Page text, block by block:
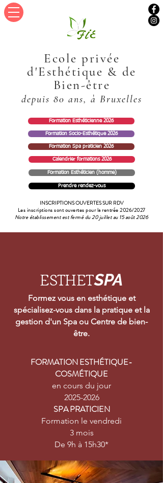
Ecole privée
d'Esthétique & de
Bien-être
depuis 80 ans, à Bruxelles
Formation Spa praticien 2026
Formation Esthéticienne 2026
Calendrier formations 2026
INSCRIPTIONS OUVERTES SUR RDV
Les inscriptions sont ouvertes pour la rentrée 2026/2027
Notre établissement est fermé du 20 juillet au 15 août 2026
Formation Esthéticien (homme)
Prendre rendez-vous
Formation Socio-Esthétique 2026
ESTHETSPA
Formez vous en esthétique et
spécialisez-vous dans la pratique et la
gestion d'un Spa ou Centre de bien-
être.
FORMATION ESTHÉTIQUE-
COSMÉTIQUE
en cours du jour
2025-2026
SPA PRATICIEN
Formation le vendredi
3 mois
De 9h à 15h30*